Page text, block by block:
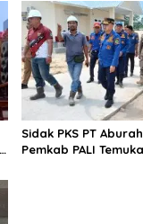
Sidak PKS PT
Pemkab PALI